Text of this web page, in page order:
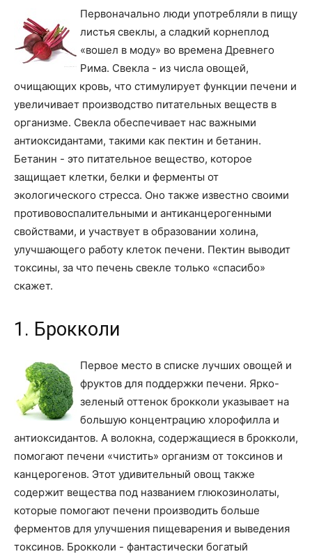
Первоначально люди употребляли в пищу
листья свеклы, а сладкий корнеплод
«вошел в моду» во времена Древнего
Рима. Свекла - из числа овощей,
очищающих кровь, что стимулирует функции печени и
увеличивает производство питательных веществ в
организме. Свекла обеспечивает нас важными
антиоксидантами, такими как пектин и бетанин.
Бетанин - это питательное вещество, которое
защищает клетки, белки и ферменты от
экологического стресса. Оно также известно своими
противовоспалительными и антиканцерогенными
свойствами, и участвует в образовании холина,
улучшающего работу клеток печени. Пектин выводит
токсины, за что печень свекле только «спасибо»
скажет.
1. Брокколи
Первое место в списке лучших овощей и
фруктов для поддержки печени. Ярко-
зеленый оттенок брокколи указывает на
большую концентрацию хлорофилла и
антиоксидантов. А волокна, содержащиеся в брокколи,
помогают печени «чистить» организм от токсинов и
канцерогенов. Этот удивительный овощ также
содержит вещества под названием глюкозинолаты,
которые помогают печени производить больше
ферментов для улучшения пищеварения и выведения
токсинов. Брокколи - фантастически богатый